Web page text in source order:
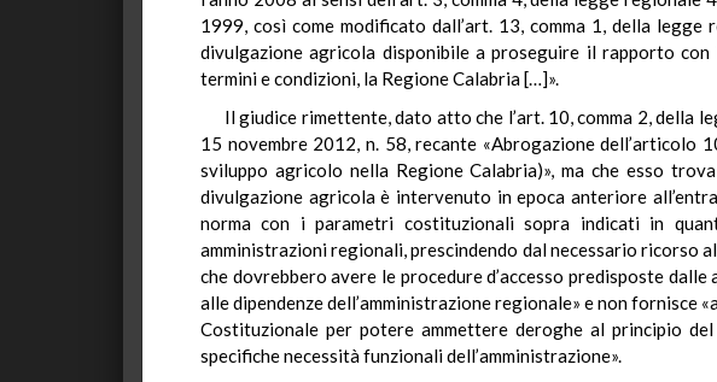
1999, così come modificato dall’art. 13, comma 1, della
divulgazione agricola disponibile a proseguire il rapporto con
termini e condizioni, la Regione Calabria […]».
Il giudice rimettente, dato atto che l’art. 10, comma 2, della
15 novembre 2012, n. 58, recante «Abrogazione dell’articolo
sviluppo agricolo nella Regione Calabria)», ma che esso
divulgazione agricola è intervenuto in epoca anteriore
norma con i parametri costituzionali sopra indicati in
amministrazioni regionali, prescindendo dal necessario ricorso
che dovrebbero avere le procedure d’accesso predisposte
alle dipendenze dell’amministrazione regionale» e non
Costituzionale per potere ammettere deroghe al principio
specifiche necessità funzionali dell’amministrazione».